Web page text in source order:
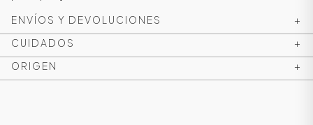
ENVÍOS Y DEVOLUCIONES
+
CUIDADOS
+
ORIGEN
+